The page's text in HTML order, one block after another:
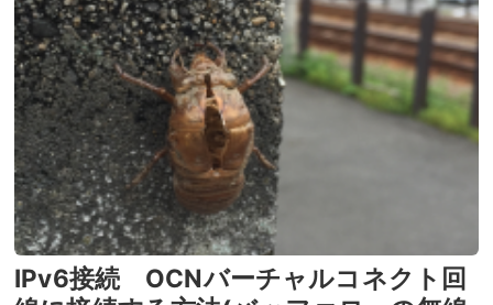
IPv6接続 OCNバーチャルコネクト回